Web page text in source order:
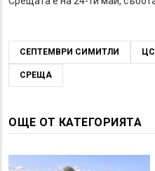
СЕПТЕМВРИ СИМИТЛИ
СРЕЩА
ОЩЕ ОТ КАТЕГОРИЯТА